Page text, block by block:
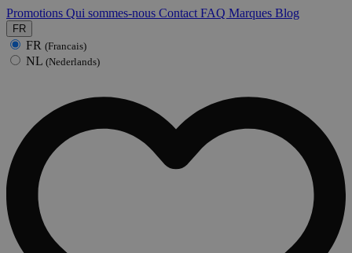
Promotions Qui sommes-nous Contact FAQ Marques Blog
FR
FR (Francais)
NL (Nederlands)